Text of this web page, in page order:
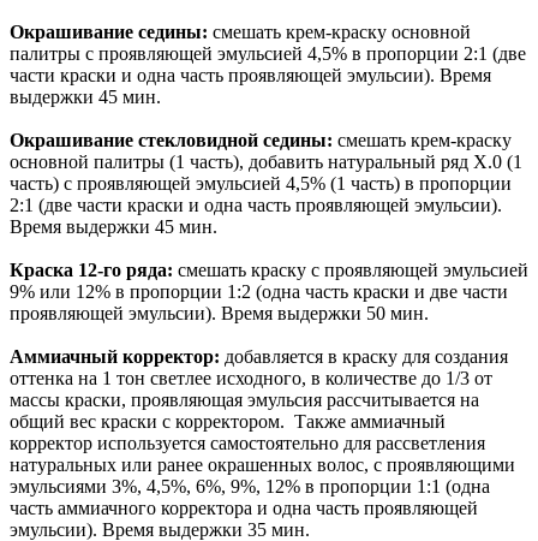
Окрашивание седины: смешать крем-краску основной
палитры с проявляющей эмульсией 4,5% в пропорции 2:1 (две
части краски и одна часть проявляющей эмульсии). Время
выдержки 45 мин.
Окрашивание стекловидной седины: смешать крем-краску
основной палитры (1 часть), добавить натуральный ряд Х.0 (1
часть) с проявляющей эмульсией 4,5% (1 часть) в пропорции
2:1 (две части краски и одна часть проявляющей эмульсии).
Время выдержки 45 мин.
Краска 12-го ряда: смешать краску с проявляющей эмульсией
9% или 12% в пропорции 1:2 (одна часть краски и две части
проявляющей эмульсии). Время выдержки 50 мин.
Аммиачный корректор: добавляется в краску для создания
оттенка на 1 тон светлее исходного, в количестве до 1/3 от
массы краски, проявляющая эмульсия рассчитывается на
общий вес краски с корректором. Также аммиачный
корректор используется самостоятельно для рассветления
натуральных или ранее окрашенных волос, с проявляющими
эмульсиями 3%, 4,5%, 6%, 9%, 12% в пропорции 1:1 (одна
часть аммиачного корректора и одна часть проявляющей
эмульсии). Время выдержки 35 мин.